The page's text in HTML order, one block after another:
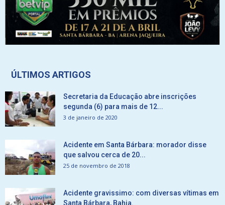
ÚLTIMOS ARTIGOS
Secretaria da Educação abre inscrições
segunda (6) para mais de 12...
3 de janeiro de 2020
Acidente em Santa Bárbara: morador disse
que salvou cerca de 20...
25 de novembro de 2018
Acidente gravissimo: com diversas vítimas em
Santa Bárbara, Bahia.